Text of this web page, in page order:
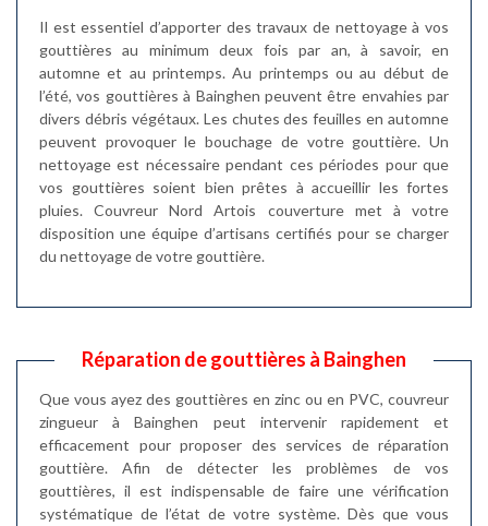
Il est essentiel d’apporter des travaux de nettoyage à vos
gouttières au minimum deux fois par an, à savoir, en
automne et au printemps. Au printemps ou au début de
l’été, vos gouttières à Bainghen peuvent être envahies par
divers débris végétaux. Les chutes des feuilles en automne
peuvent provoquer le bouchage de votre gouttière. Un
nettoyage est nécessaire pendant ces périodes pour que
vos gouttières soient bien prêtes à accueillir les fortes
pluies. Couvreur Nord Artois couverture met à votre
disposition une équipe d’artisans certifiés pour se charger
du nettoyage de votre gouttière.
Réparation de gouttières à Bainghen
Que vous ayez des gouttières en zinc ou en PVC, couvreur
zingueur à Bainghen peut intervenir rapidement et
efficacement pour proposer des services de réparation
gouttière. Afin de détecter les problèmes de vos
gouttières, il est indispensable de faire une vérification
systématique de l’état de votre système. Dès que vous